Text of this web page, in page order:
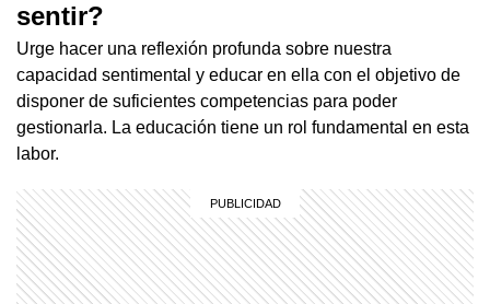
sentir?
Urge hacer una reflexión profunda sobre nuestra
capacidad sentimental y educar en ella con el objetivo de
disponer de suficientes competencias para poder
gestionarla. La educación tiene un rol fundamental en esta
labor.